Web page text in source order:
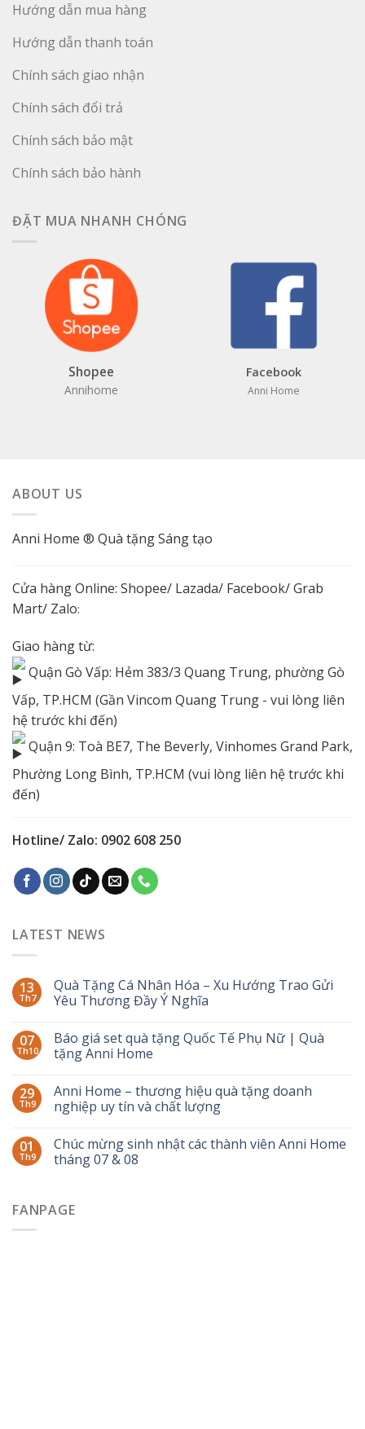
Hướng dẫn mua hàng
Hướng dẫn thanh toán
Chính sách giao nhận
Chính sách đổi trả
Chính sách bảo mật
Chính sách bảo hành
ĐẶT MUA NHANH CHÓNG
Shopee
Annihome
Facebook
Anni Home
ABOUT US
Anni Home ® Quà tặng Sáng tạo
Cửa hàng Online: Shopee/ Lazada/ Facebook/ Grab
Mart/ Zalo:
Giao hàng từ:
Quận Gò Vấp: Hẻm 383/3 Quang Trung, phường Gò
Vấp, TP.HCM (Gần Vincom Quang Trung - vui lòng liên
hệ trước khi đến)
Quận 9: Toà BE7, The Beverly, Vinhomes Grand Park,
Phường Long Bình, TP.HCM (vui lòng liên hệ trước khi
đến)
Hotline/ Zalo: 0902 608 250
LATEST NEWS
13
Th7
Quà Tặng Cá Nhân Hóa – Xu Hướng Trao Gửi
Yêu Thương Đầy Ý Nghĩa
07
Th10
Báo giá set quà tặng Quốc Tế Phụ Nữ | Quà
tặng Anni Home
29
Th9
Anni Home – thương hiệu quà tặng doanh
nghiệp uy tín và chất lượng
01
Th9
Chúc mừng sinh nhật các thành viên Anni Home
tháng 07 & 08
FANPAGE